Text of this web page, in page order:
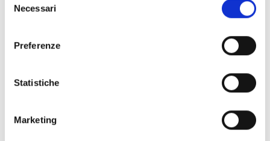
delNecessari
Preferenze
Statistiche
Marketing
Studente Iscritto
Personale